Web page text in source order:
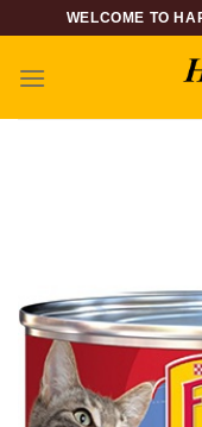
content
WELCOME TO